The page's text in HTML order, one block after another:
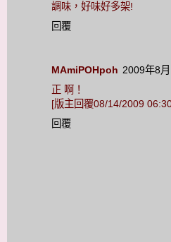
調味，好味好多架!
回覆
MAmiPOHpoh 2009年8
正 啊！
[版主回覆08/14/2009
回覆